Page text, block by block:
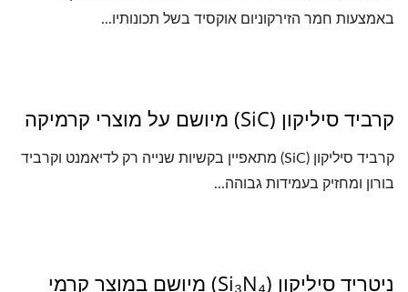
באמצעות חמר הזירקוניום אוקסיד בשל תכונותיו...
קרביד סיליקון (SiC) מיושם על מוצרי קרמיקה
קרביד סיליקון (SiC) מתאפיין בקשיות שנייה רק לדיאמנט וקרביד
בורון ומחזיק בעמידות גבוהה...
ניטריד סיליקון (Si₃N₄) מיושם במוצר קרמי